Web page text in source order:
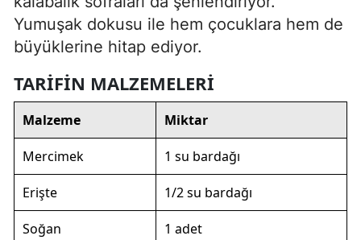
Yozgat
Karaman
Kırıkkale
Yumuşak dokusu ile hem çocuklara hem de
büyüklerine hitap ediyor.
TARIFIN MALZEMELERI
Malzeme Miktar
Mercimek 1 su bardağı
Erişte 1/2 su bardağı
Soğan 1 adet